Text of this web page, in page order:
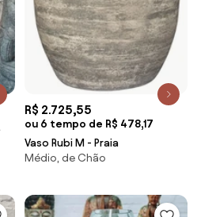
R$ 2.725,55
ou 6 tempo de R$ 478,17
Vaso Rubi M - Praia
Médio, de Chão